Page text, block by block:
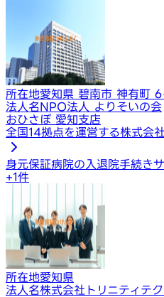
所在地愛知県 碧南市 神有町
法人名NPO法人 よりそいの会
おひさぽ 愛知支店
全国14拠点を運営する株式会社
身元保証病院の入退院手続き
+1件
所在地愛知県
法人名株式会社トリニティテ